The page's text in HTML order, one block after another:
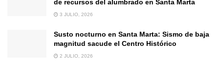
de recursos del alumbrado en Santa Marta
3 JULIO, 2026
Susto nocturno en Santa Marta: Sismo de baja
magnitud sacude el Centro Histórico
2 JULIO, 2026